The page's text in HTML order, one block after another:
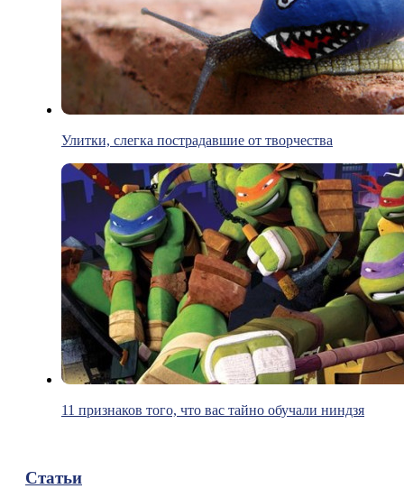
Улитки, слегка пострадавшие от творчества
11 признаков того, что вас тайно обучали ниндзя
Статьи